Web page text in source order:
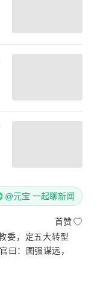
@元宝 一起聊新闻
首赞
委，定五大转型
曰：图强谋远，